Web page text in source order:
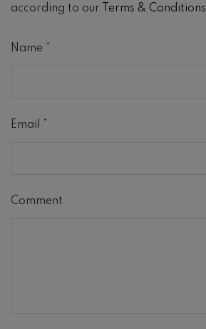
according to our Terms & Conditions
Name
Email
Comment